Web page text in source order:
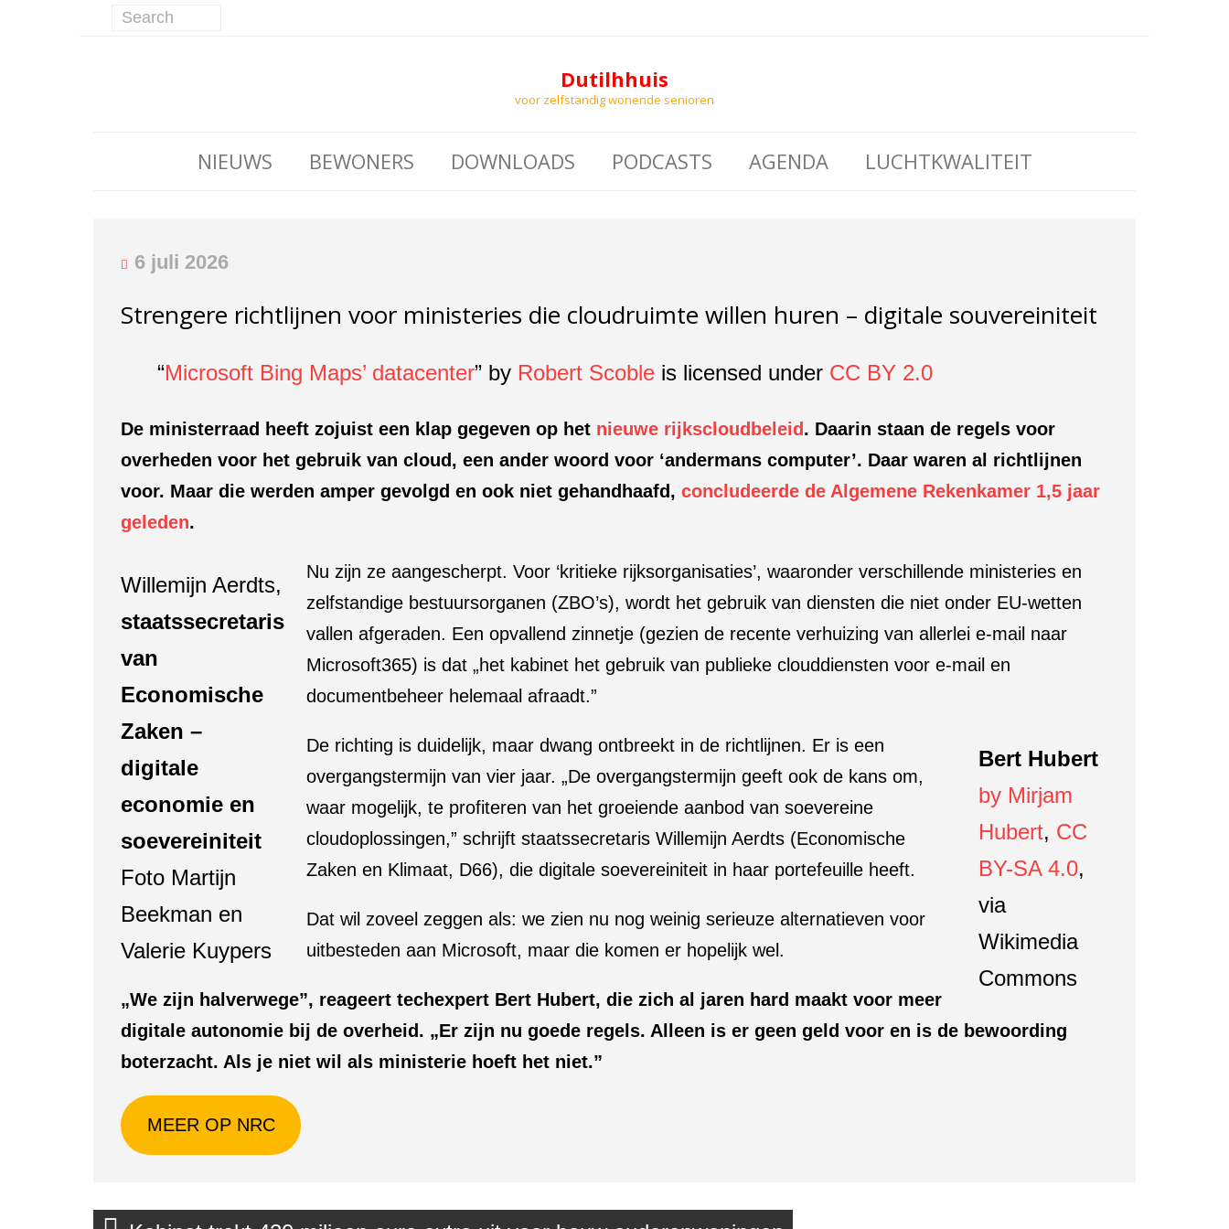
Dutilhhuis
voor zelfstandig wonende senioren
NIEUWS BEWONERS DOWNLOADS PODCASTS AGENDA LUCHTKWALITEIT
6 juli 2026
Strengere richtlijnen voor ministeries die cloudruimte willen huren – digitale souvereiniteit
“Microsoft Bing Maps’ datacenter” by Robert Scoble is licensed under CC BY 2.0
De ministerraad heeft zojuist een klap gegeven op het nieuwe rijkscloudbeleid . Daarin staan de regels voor
overheden voor het gebruik van cloud, een ander woord voor ‘andermans computer’. Daar waren al richtlijnen
voor. Maar die werden amper gevolgd en ook niet gehandhaafd, concludeerde de Algemene Rekenkamer 1,5 jaar
geleden.
Willemijn Aerdts,
staatssecretaris
van
Economische
Zaken –
digitale
economie en
soevereiniteit
Foto Martijn
Beekman en
Valerie Kuypers
Nu zijn ze aangescherpt. Voor ‘kritieke rijksorganisaties’, waaronder verschillende ministeries en
zelfstandige bestuursorganen (ZBO’s), wordt het gebruik van diensten die niet onder EU-wetten
vallen afgeraden. Een opvallend zinnetje (gezien de recente verhuizing van allerlei e-mail naar
Microsoft365) is dat „het kabinet het gebruik van publieke clouddiensten voor e-mail en
documentbeheer helemaal afraadt.”
Bert Hubert
by Mirjam
Hubert, CC
BY-SA 4.0,
via
Wikimedia
Commons
De richting is duidelijk, maar dwang ontbreekt in de richtlijnen. Er is een
overgangstermijn van vier jaar. „De overgangstermijn geeft ook de kans om,
waar mogelijk, te profiteren van het groeiende aanbod van soevereine
cloudoplossingen,” schrijft staatssecretaris Willemijn Aerdts (Economische
Zaken en Klimaat, D66), die digitale soevereiniteit in haar portefeuille heeft.
Dat wil zoveel zeggen als: we zien nu nog weinig serieuze alternatieven voor
uitbesteden aan Microsoft, maar die komen er hopelijk wel.
„We zijn halverwege”, reageert techexpert Bert Hubert, die zich al jaren hard maakt voor meer
digitale autonomie bij de overheid. „Er zijn nu goede regels. Alleen is er geen geld voor en is de bewoording
boterzacht. Als je niet wil als ministerie hoeft het niet.”
MEER OP NRC